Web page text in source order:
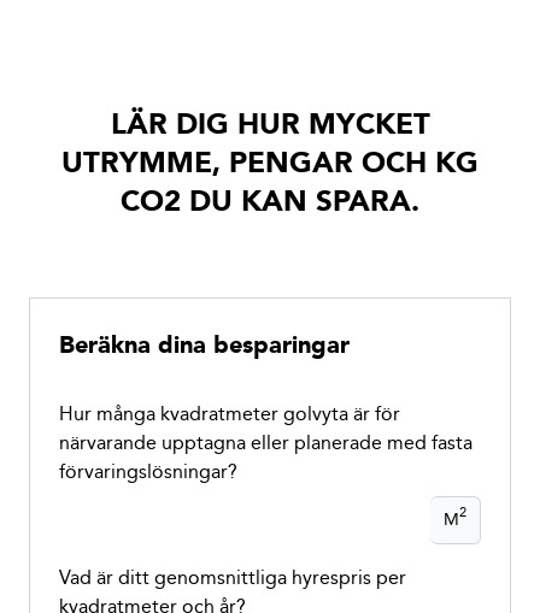
LÄR DIG HUR MYCKET
UTRYMME, PENGAR OCH KG
CO2 DU KAN SPARA.
Beräkna dina besparingar
Hur många kvadratmeter golvyta är för
närvarande upptagna eller planerade med fasta
förvaringslösningar?
M2
Vad är ditt genomsnittliga hyrespris per
kvadratmeter och år?